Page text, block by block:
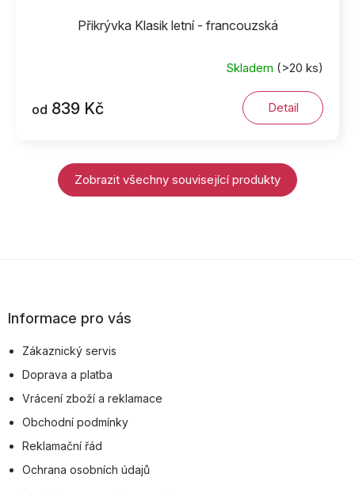
Přikrývka Klasik letní - francouzská
Skladem (>20 ks)
od 839 Kč Detail
Zobrazit všechny související produkty
pInformace pro vás
Zákaznický servis
Doprava a platba
Vrácení zboží a reklamace
Obchodní podmínky
Reklamační řád
Ochrana osobních údajů